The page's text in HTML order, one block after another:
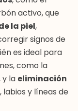
activo, que
la piel,
signos de
es ideal para
como la
y la eliminación
labios y líneas de